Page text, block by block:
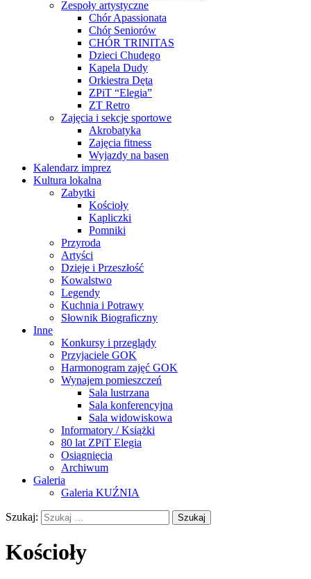
Zespoły artystyczne
Chór Apassionata
Chór Seniorów
CHÓR TRINITAS
Dzieci Chudego
Kapela Dudy
Orkiestra Dęta
ZPiT “Elegia”
ZT Retro
Zajęcia i sekcje sportowe
Akrobatyka
Zajęcia fitness
Wyjazdy na basen
Kalendarz imprez
Kultura lokalna
Zabytki
Kościoły
Kapliczki
Pomniki
Przyroda
Artyści
Dzieje i Przeszłość
Kowalstwo
Legendy
Kuchnia i Potrawy
Słownik Biograficzny
Inne
Konkursy i przeglądy
Przyjaciele GOK
Harmonogram zajęć GOK
Wynajem pomieszczeń
Sala lustrzana
Sala konferencyjna
Sala widowiskowa
Informatory / Książki
80 lat ZPiT Elegia
Osiągnięcia
Archiwum
Galeria
Galeria KUŹNIA
Szukaj:
Kościoły